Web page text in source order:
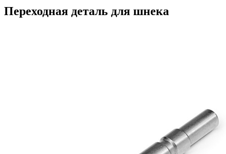
Переходная деталь для шнека